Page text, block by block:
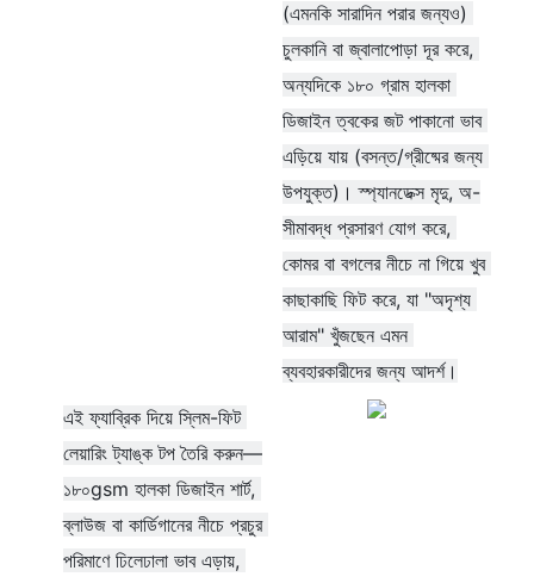
(এমনকি সারাদিন পরার জন্যও)
চুলকানি বা জ্বালাপোড়া দূর করে,
অন্যদিকে ১৮০ গ্রাম হালকা
ডিজাইন ত্বকের জট পাকানো ভাব
এড়িয়ে যায় (বসন্ত/গ্রীষ্মের জন্য
উপযুক্ত)। স্প্যানডেক্স মৃদু, অ-
সীমাবদ্ধ প্রসারণ যোগ করে,
কোমর বা বগলের নীচে না গিয়ে খুব
কাছাকাছি ফিট করে, যা "অদৃশ্য
আরাম" খুঁজছেন এমন
ব্যবহারকারীদের জন্য আদর্শ।
এই ফ্যাব্রিক দিয়ে স্লিম-ফিট
লেয়ারিং ট্যাঙ্ক টপ তৈরি করুন—
১৮০gsm হালকা ডিজাইন শার্ট,
ব্লাউজ বা কার্ডিগানের নীচে প্রচুর
পরিমাণে ঢিলেঢালা ভাব এড়ায়,